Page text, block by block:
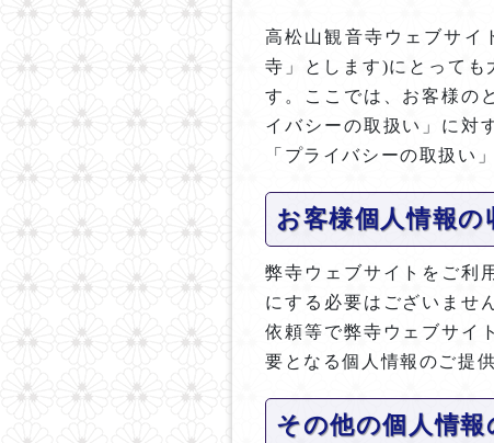
高松山観音寺ウェブサイ
寺」とします)にとって
す。ここでは、お客様の
イバシーの取扱い」に対
「プライバシーの取扱い
お客様個人情報の
弊寺ウェブサイトをご利
にする必要はございませ
依頼等で弊寺ウェブサイ
要となる個人情報のご提
その他の個人情報